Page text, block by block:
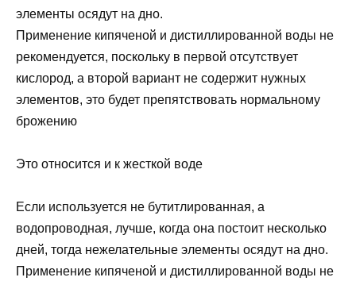
элементы осядут на дно.
Применение кипяченой и дистиллированной воды не
рекомендуется, поскольку в первой отсутствует
кислород, а второй вариант не содержит нужных
элементов, это будет препятствовать нормальному
брожению
Это относится и к жесткой воде
Если используется не бутитлированная, а
водопроводная, лучше, когда она постоит несколько
дней, тогда нежелательные элементы осядут на дно.
Применение кипяченой и дистиллированной воды не